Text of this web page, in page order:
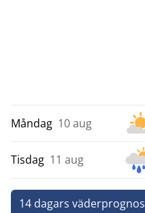
Måndag 10 aug
Tisdag 11 aug
14 dagars väderprognos